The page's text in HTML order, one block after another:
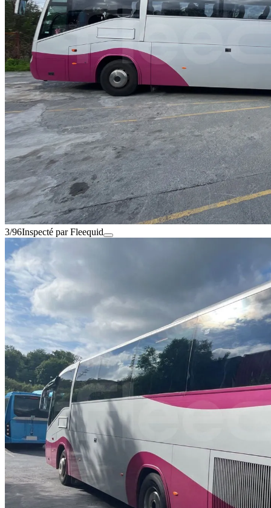
3/96Inspecté par Fleequid